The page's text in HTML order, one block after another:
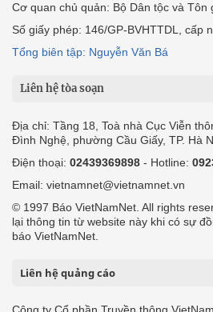
Cơ quan chủ quản: Bộ Dân tộc và Tôn
Số giấy phép: 146/GP-BVHTTDL, cấp
Tổng biên tập: Nguyễn Văn Bá
Liên hệ tòa soạn
Địa chỉ: Tầng 18, Toà nhà Cục Viễn
Đình Nghệ, phường Cầu Giấy, TP. Hà
Điện thoại: 02439369898 - Hotline:
Email: vietnamnet@vietnamnet.vn
© 1997 Báo VietNamNet. All rights
lại thông tin từ website này khi có sự
báo VietNamNet.
Liên hệ quảng cáo